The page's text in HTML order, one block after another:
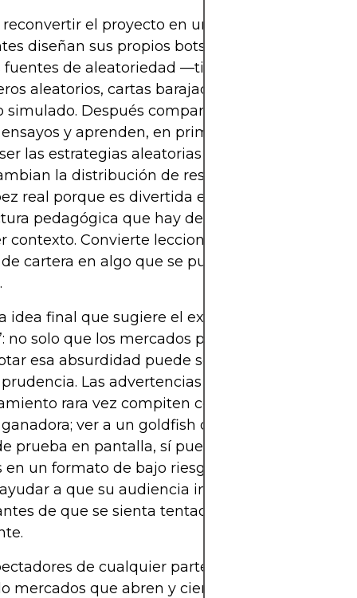
el proyecto en un ejercicio de
diseñan sus propios bots “al estilo goldfish”
de aleatoriedad —tiradas de dados,
aleatorios, cartas barajadas— y los ejecutan
simulado. Después comparan resultados a lo
y aprenden, en primera persona, lo
las estrategias aleatorias y cómo los controles
la distribución de resultados. La versión
real porque es divertida e impacta
pedagógica que hay detrás puede
contexto. Convierte lecciones abstractas sobre
cartera en algo que se puede ver, medir y,
idea final que sugiere el experimento “Michael
no solo que los mercados pueden parecer
esa absurdidad puede ser la forma más
Las advertencias secas sobre el
rara vez compiten con la dopamina de
ver a un goldfish destrozar por
prueba en pantalla, sí puede. Al dramatizar
en un formato de bajo riesgo y con humor, lxs
a que su audiencia interiorice que el
de que se sienta tentada de arriesgar
de cualquier parte del mundo, a
mercados que abren y cierran en otros husos